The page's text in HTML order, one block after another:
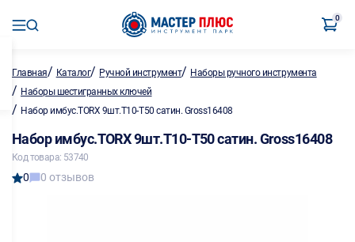
0
Главная/ Каталог/ Ручной инструмент/ Наборы ручного инструмента
/ Наборы шестигранных ключей
/ Набор имбус.TORX 9шт.T10-T50 сатин. Gross16408
Набор имбус.TORX 9шт.T10-T50 сатин. Gross16408
Код товара: 53740
0 0 отзывов